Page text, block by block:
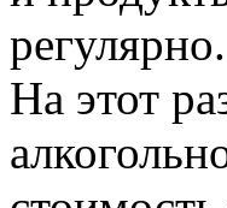
регулярно.
На этот